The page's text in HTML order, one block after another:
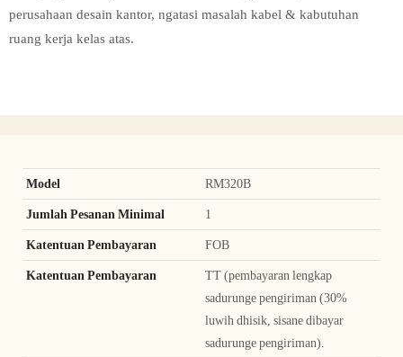
perusahaan desain kantor, ngatasi masalah kabel & kabutuhan
ruang kerja kelas atas.
Model RM320B
Jumlah Pesanan Minimal 1
Katentuan Pembayaran FOB
Katentuan Pembayaran
TT (pembayaran lengkap
sadurunge pengiriman (30%
luwih dhisik, sisane dibayar
sadurunge pengiriman).